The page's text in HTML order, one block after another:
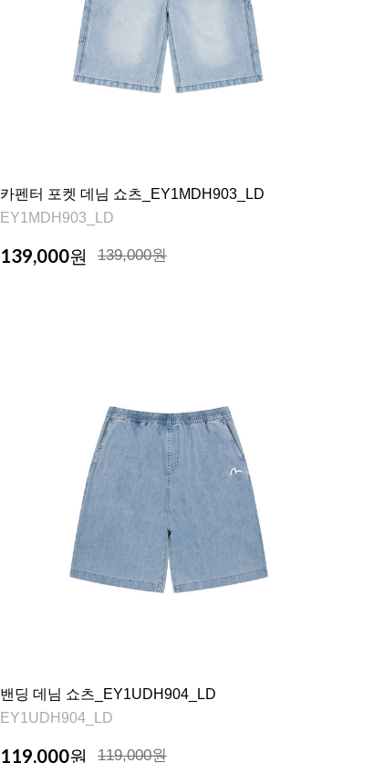
카펜터 포켓 데님 쇼츠_EY1MDH903_LD
EY1MDH903_LD
139,000원 139,000원
밴딩 데님 쇼츠_EY1UDH904_LD
EY1UDH904_LD
119,000원 119,000원